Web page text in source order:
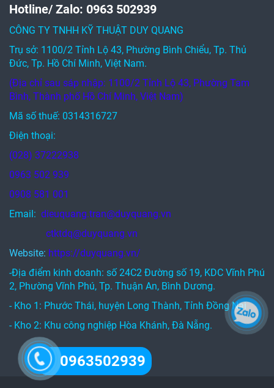
Hotline/ Zalo: 0963 502939
CÔNG TY TNHH KỸ THUẬT DUY QUANG
Trụ sở: 1100/2 Tỉnh Lộ 43, Phường Bình Chiểu, Tp. Thủ
Đức, Tp. Hồ Chí Minh, Việt Nam.
(Địa chỉ sau sáp nhập: 1100/2 Tỉnh Lộ 43, Phường Tam
Bình, Thành phố Hồ Chí Minh, Việt Nam)
Mã số thuế: 0314316727
Điện thoại:
(028) 37222938
0963 502 939
0908 581 001
Email: dieuquang.tran@duyquang.vn
ctktdq@duyquang.vn
Website: https://duyquang.vn/
-Địa điểm kinh doanh: số 24C2 Đường số 19, KDC Vĩnh Phú
2, Phường Vĩnh Phú, Tp. Thuận An, Bình Dương.
- Kho 1: Phước Thái, huyện Long Thành, Tỉnh Đồng Nai
- Kho 2: Khu công nghiệp Hòa Khánh, Đà Nẵng.
0963502939